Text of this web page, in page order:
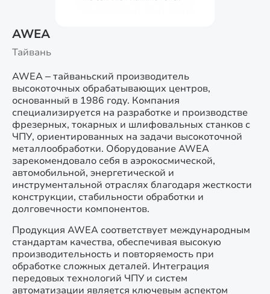
AWEA
Тайвань
AWEA – тайваньский производитель
высокоточных обрабатывающих центров,
основанный в 1986 году. Компания
специализируется на разработке и производстве
фрезерных, токарных и шлифовальных станков с
ЧПУ, ориентированных на задачи высокоточной
металлообработки. Оборудование AWEA
зарекомендовало себя в аэрокосмической,
автомобильной, энергетической и
инструментальной отраслях благодаря жесткости
конструкции, стабильности обработки и
долговечности компонентов.
Продукция AWEA соответствует международным
стандартам качества, обеспечивая высокую
производительность и повторяемость при
обработке сложных деталей. Интеграция
передовых технологий ЧПУ и систем
автоматизации является ключевым аспектом